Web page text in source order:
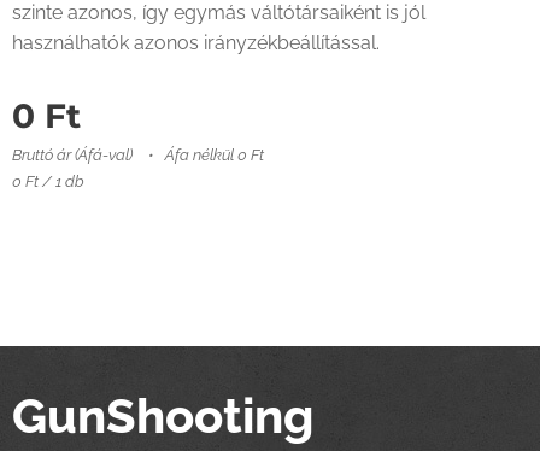
szinte azonos, így egymás váltótársaiként is jól
használhatók azonos irányzékbeállítással.
0 Ft
Bruttó ár (Áfá-val)
Áfa nélkül 0 Ft
0 Ft / 1 db
GunShooting